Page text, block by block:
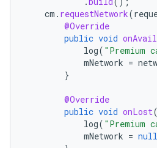
cm . requestNetwork(
@Override
public void
log( "Premium
mNetwork =
}
@Override
public void onLost(
log( "Premium
mNetwork = null